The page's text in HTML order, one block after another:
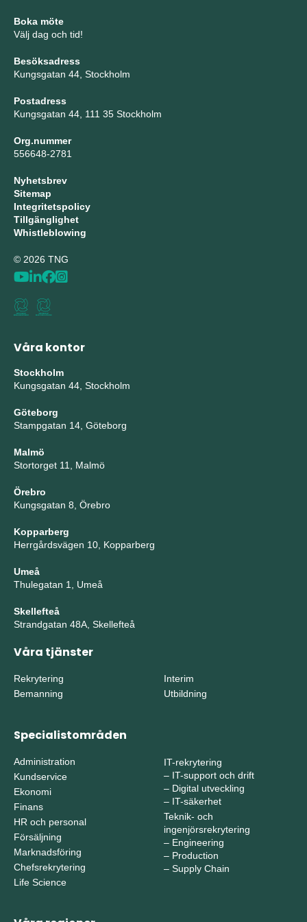
Boka möte
Välj dag och tid!
Besöksadress
Kungsgatan 44, Stockholm
Postadress
Kungsgatan 44, 111 35 Stockholm
Org.nummer
556648-2781
Nyhetsbrev
Sitemap
Integritetspolicy
Tillgänglighet
Whistleblowing
© 2026 TNG
Våra kontor
Stockholm
Kungsgatan 44, Stockholm
Göteborg
Stampgatan 14, Göteborg
Malmö
Stortorget 11, Malmö
Örebro
Kungsgatan 8, Örebro
Kopparberg
Herrgårdsvägen 10, Kopparberg
Umeå
Thulegatan 1, Umeå
Skellefteå
Strandgatan 48A, Skellefteå
Våra tjänster
Rekrytering
Bemanning
Interim
Utbildning
Specialistområden
Administration
Kundservice
Ekonomi
Finans
HR och personal
Försäljning
Marknadsföring
Chefsrekrytering
Life Science
IT-rekrytering
– IT-support och drift
– Digital utveckling
– IT-säkerhet
Teknik- och
ingenjörsrekrytering
– Engineering
– Production
– Supply Chain